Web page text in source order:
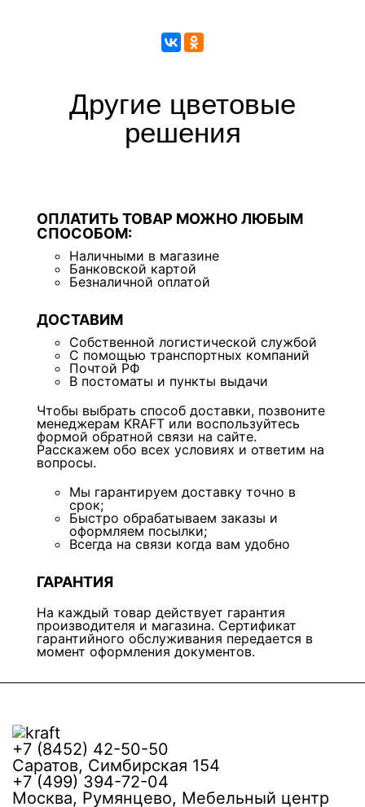
Другие цветовые
решения
ОПЛАТИТЬ ТОВАР МОЖНО ЛЮБЫМ
СПОСОБОМ:
Наличными в магазине
Банковской картой
Безналичной оплатой
ДОСТАВИМ
Собственной логистической службой
С помощью транспортных компаний
Почтой РФ
В постоматы и пункты выдачи
Чтобы выбрать способ доставки, позвоните
менеджерам KRAFT или воспользуйтесь
формой обратной связи на сайте.
Расскажем обо всех условиях и ответим на
вопросы.
Мы гарантируем доставку точно в
срок;
Быстро обрабатываем заказы и
оформляем посылки;
Всегда на связи когда вам удобно
ГАРАНТИЯ
На каждый товар действует гарантия
производителя и магазина. Сертификат
гарантийного обслуживания передается в
момент оформления документов.
+7 (8452) 42-50-50
Саратов, Симбирская 154
+7 (499) 394-72-04
Москва, Румянцево, Мебельный центр